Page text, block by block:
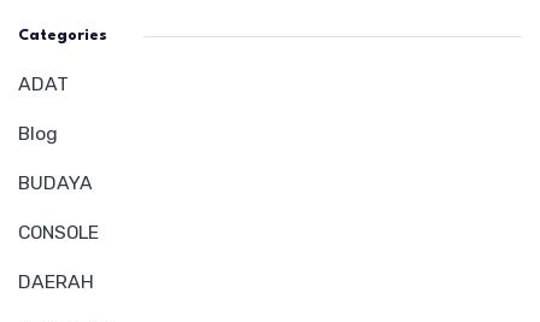
Categories
ADAT
Blog
BUDAYA
CONSOLE
DAERAH